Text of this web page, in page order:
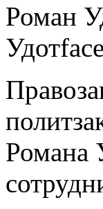
Удот
Романа